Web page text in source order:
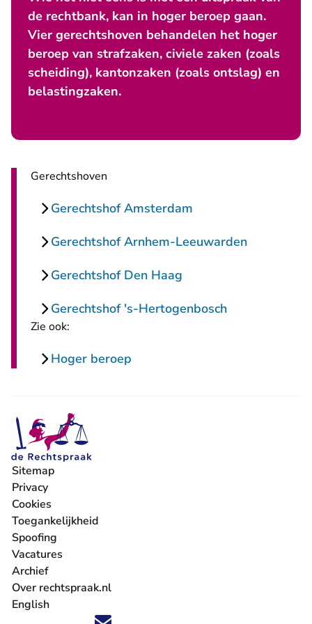
de rechtbank, kan in hoger beroep gaan.
Vier gerechtshoven behandelen het hoger
beroep van strafzaken, civiele zaken (zoals
scheiding), kantonzaken (zoals ontslag) en
belastingzaken.
Gerechtshoven
Gerechtshof Amsterdam
Gerechtshof Arnhem-Leeuwarden
Gerechtshof Den Haag
Gerechtshof 's-Hertogenbosch
Zie ook:
Hoger beroep
Volg ons op X (Twitter) - U verlaat Rechtspraak.nl
Volg ons op Facebook - U verlaat Rechtspraak.nl
Volg ons op Instagram - U verlaat Rechtspraak.nl
Volg ons op Youtube - U verlaat Rechtspraak.nl
Volg ons op LinkedIn - U verlaat
'Blijf op de hoogte' nieuwsbrief - U verlaat
Sitemap
Privacy
Cookies
Toegankelijkheid
Spoofing
Vacatures
- U verlaat Rechtspraak.nl
Archief
Over rechtspraak.nl
English